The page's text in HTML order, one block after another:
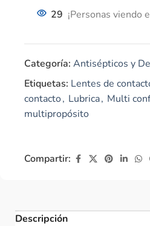
29 ¡Personas viendo
Categoría: Antisépticos y
Etiquetas: Lentes de
contacto, Lubrica, Multi
multipropósito
Compartir:
Descripción